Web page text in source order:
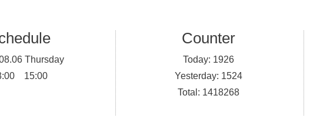
Thursday
15:00
Counter
Today: 1926
Yesterday: 1524
Total: 1418268